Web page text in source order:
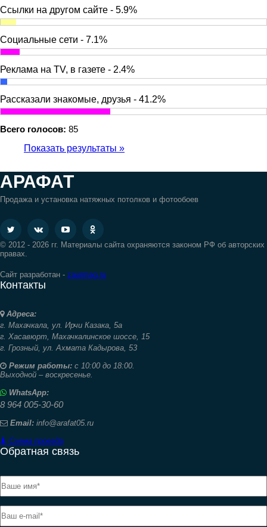
Ссылки на другом сайте - 5.9%
Социальные сети - 7.1%
Реклама на TV, в газете - 2.4%
Рассказали знакомые, друзья - 41.2%
Всего голосов: 85
Показать результаты »
АРАФАТ
Продажа и установка натяжных потолков и фотообоев
© 2012 - 2026 гг. Материалы сайта охраняются законом РФ об авторских
правах.
Сайт разработан - zaurmag.ru
Контакты
Адреса:
г. Махачкала, ул. Ирчи Казака, 5а
г. Хасавюрт, Махачкалинское шоссе, 15
г. Грозный, ул. Ахмата Кадырова, 53
Режим работы: с 10:00 до 18:00.
Выходной – воскресенье.
WhatsApp:
8 964 005-30-60
Email: info@arafat05.ru
Схема проезда
Обратная связь